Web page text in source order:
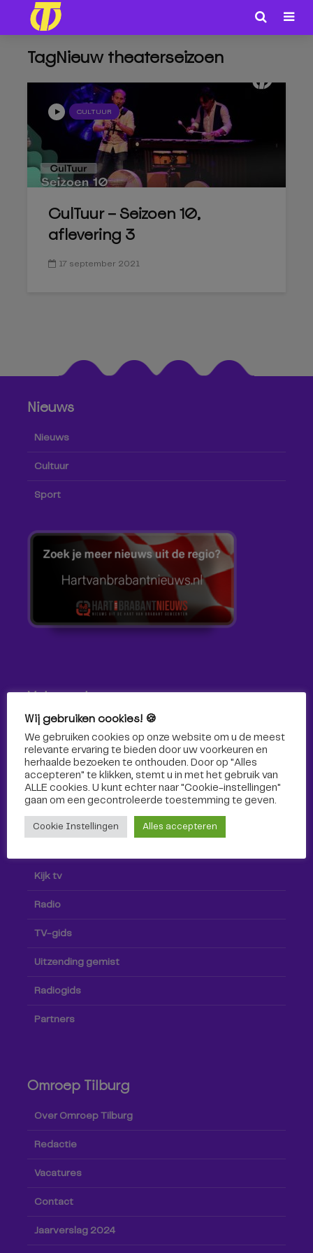
TagNieuw theaterseizoen
CULTUUR
CulTuur – Seizoen 10,
aflevering 3
17 september 2021
Nieuws
Nieuws
Cultuur
Sport
Volg ons!
Volg Omroep Tilburg niet alleen hier, maar ook via social
media!
Kijk tv
Radio
TV-gids
Uitzending gemist
Radiogids
Partners
Omroep Tilburg
Over Omroep Tilburg
Redactie
Vacatures
Contact
Jaarverslag 2024
Wij gebruiken cookies! 🍪
We gebruiken cookies op onze website om u de meest
relevante ervaring te bieden door uw voorkeuren en
herhaalde bezoeken te onthouden. Door op "Alles
accepteren" te klikken, stemt u in met het gebruik van
ALLE cookies. U kunt echter naar "Cookie-instellingen"
gaan om een ​​gecontroleerde toestemming te geven.
Cookie Instellingen Alles accepteren